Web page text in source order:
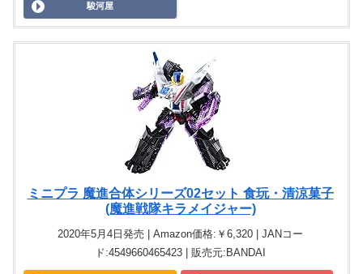
駿河屋
ミニプラ 魔進合体シリーズ02セット 食玩・清涼菓子
(魔進戦隊キラメイジャー)
2020年5月4日発売 | Amazon価格:￥6,320 | JANコー
ド:4549660465423 | 販売元:BANDAI